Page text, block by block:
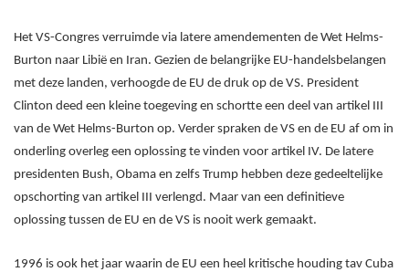
Het VS-Congres verruimde via latere amendementen de Wet Helms-
Burton naar Libië en Iran. Gezien de belangrijke EU-handelsbelangen
met deze landen, verhoogde de EU de druk op de VS. President
Clinton deed een kleine toegeving en schortte een deel van artikel III
van de Wet Helms-Burton op. Verder spraken de VS en de EU af om in
onderling overleg een oplossing te vinden voor artikel IV. De latere
presidenten Bush, Obama en zelfs Trump hebben deze gedeeltelijke
opschorting van artikel III verlengd. Maar van een definitieve
oplossing tussen de EU en de VS is nooit werk gemaakt.
1996 is ook het jaar waarin de EU een heel kritische houding tav Cuba